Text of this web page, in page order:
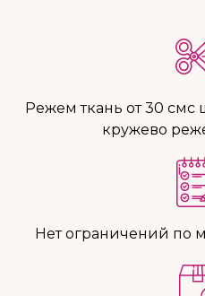
Режем ткань от 30 смс
кружево
Нет ограничений по